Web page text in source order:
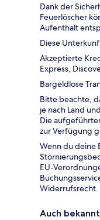
Dank der
Feuerlöscher
Aufenthalt
Diese
Akzeptierte
Express,
Bargeldlose
Bitte beachte,
je nach Land
Die
zur Verfügung
Wenn du deine
EU-
Widerrufsrecht.
Auch